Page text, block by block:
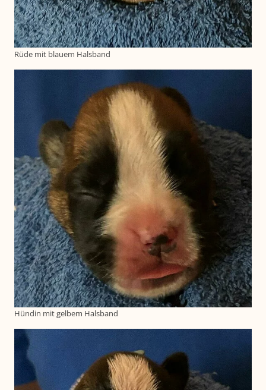
Rüde mit blauem Halsband
Hündin mit gelbem Halsband